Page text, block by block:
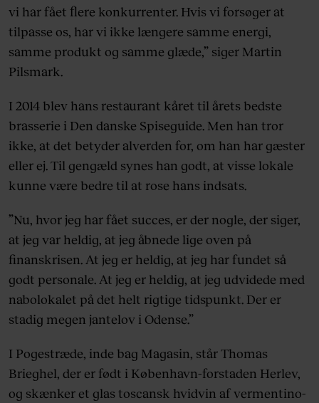
vi har fået flere konkurrenter. Hvis vi forsøger at
tilpasse os, har vi ikke længere samme energi,
samme produkt og samme glæde,” siger Martin
Pilsmark.
I 2014 blev hans restaurant kåret til årets bedste
brasserie i Den danske Spiseguide. Men han tror
ikke, at det betyder alverden for, om han har gæster
eller ej. Til gengæld synes han godt, at visse lokale
kunne være bedre til at rose hans indsats.
”Nu, hvor jeg har fået succes, er der nogle, der siger,
at jeg var heldig, at jeg åbnede lige oven på
finanskrisen. At jeg er heldig, at jeg har fundet så
godt personale. At jeg er heldig, at jeg udvidede med
nabolokalet på det helt rigtige tidspunkt. Der er
stadig megen jantelov i Odense.”
I Pogestræde, inde bag Magasin, står Thomas
Brieghel, der er født i København-forstaden Herlev,
og skænker et glas toscansk hvidvin af vermentino-